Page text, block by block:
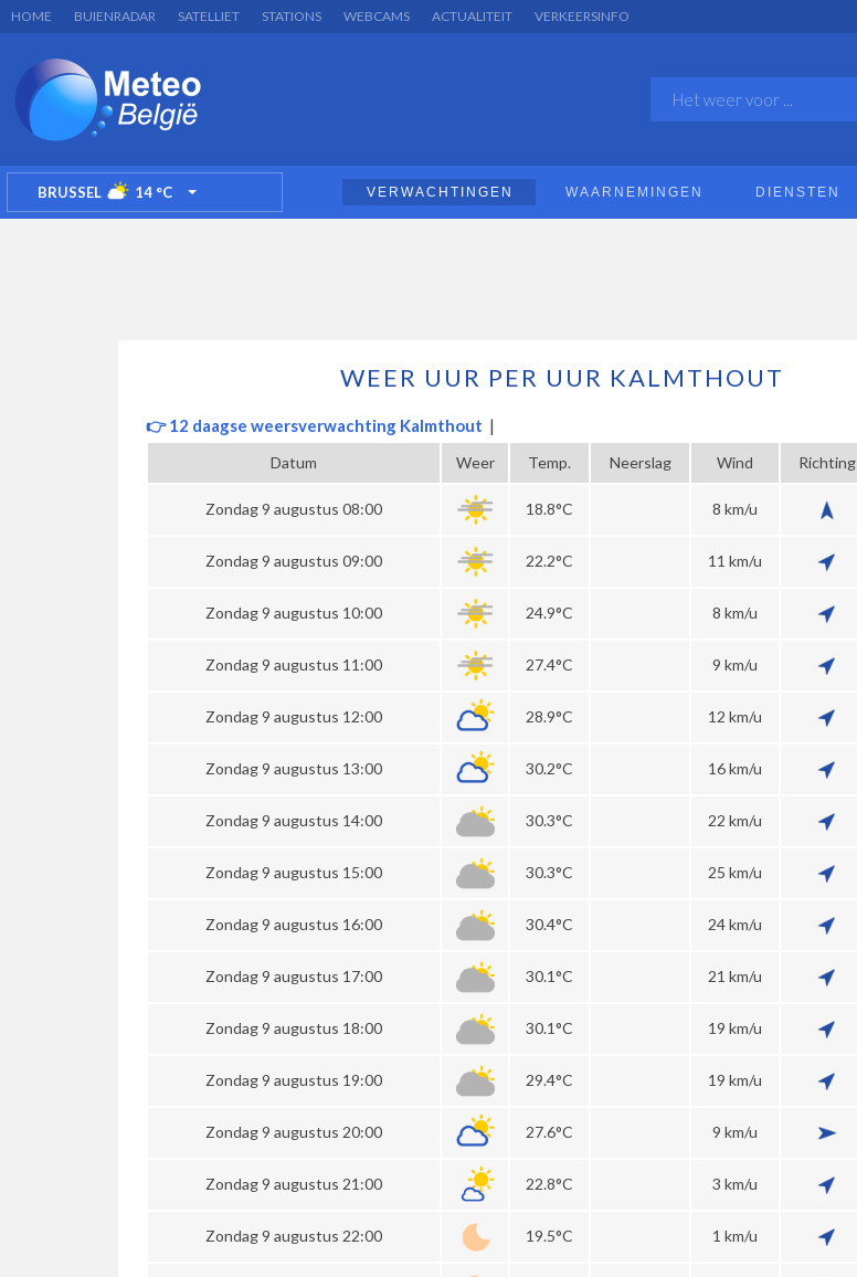
HOME BUIENRADAR SATELLIET STATIONS WEBCAMS ACTUALITEIT VERKEERSINFO
BRUSSEL 14°C TOGGLE DROPDOWN VERWACHTINGEN WAARNEMINGEN DIENSTEN
WEER UUR PER UUR KALMTHOUT
👉 12 daagse weersverwachting Kalmthout |
Datum Weer Temp. Neerslag Wind Richting
Zondag 9 augustus 08:00 18.8°C 8 km/u
Zondag 9 augustus 09:00 22.2°C 11 km/u
Zondag 9 augustus 10:00 24.9°C 8 km/u
Zondag 9 augustus 11:00 27.4°C 9 km/u
Zondag 9 augustus 12:00 28.9°C 12 km/u
Zondag 9 augustus 13:00 30.2°C 16 km/u
Zondag 9 augustus 14:00 30.3°C 22 km/u
Zondag 9 augustus 15:00 30.3°C 25 km/u
Zondag 9 augustus 16:00 30.4°C 24 km/u
Zondag 9 augustus 17:00 30.1°C 21 km/u
Zondag 9 augustus 18:00 30.1°C 19 km/u
Zondag 9 augustus 19:00 29.4°C 19 km/u
Zondag 9 augustus 20:00 27.6°C 9 km/u
Zondag 9 augustus 21:00 22.8°C 3 km/u
Zondag 9 augustus 22:00 19.5°C 1 km/u